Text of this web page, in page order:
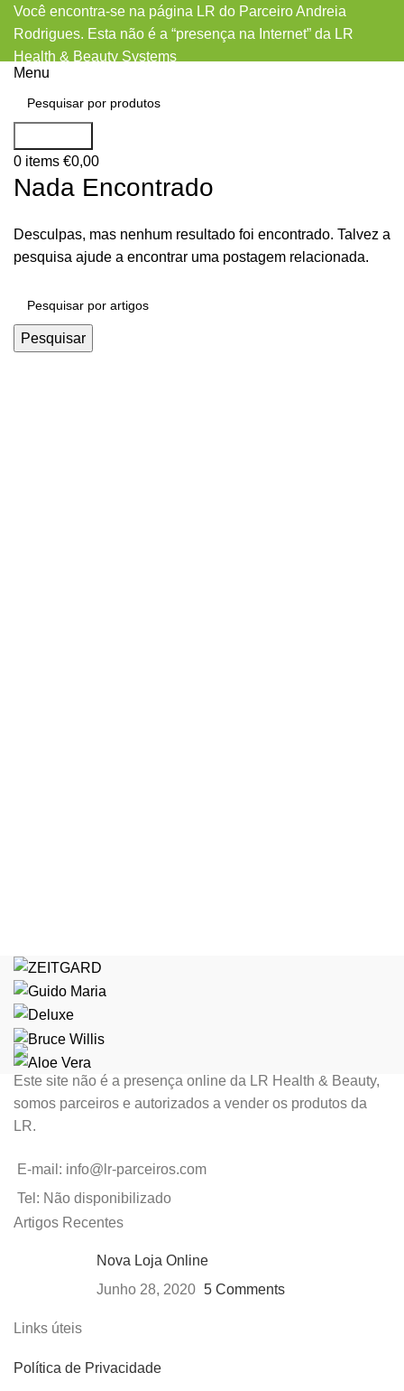
Você encontra-se na página LR do Parceiro Andreia
Rodrigues. Esta não é a “presença na Internet” da LR
Health & Beauty Systems
Menu
0 items €0,00
Nada Encontrado
Desculpas, mas nenhum resultado foi encontrado. Talvez a
pesquisa ajude a encontrar uma postagem relacionada.
Pesquisar
Este site não é a presença online da LR Health & Beauty,
somos parceiros e autorizados a vender os produtos da
LR.
E-mail: info@lr-parceiros.com
Tel: Não disponibilizado
Artigos Recentes
Nova Loja Online
Junho 28, 2020 5 Comments
Links úteis
Política de Privacidade